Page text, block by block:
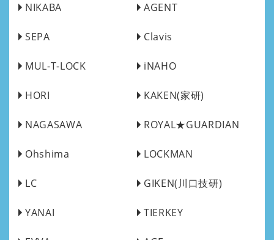
NIKABA AGENT
SEPA Clavis
MUL-T-LOCK iNAHO
HORI KAKEN(家研)
NAGASAWA ROYAL★GUARDIAN
Ohshima LOCKMAN
LC GIKEN(川口技研)
YANAI TIERKEY